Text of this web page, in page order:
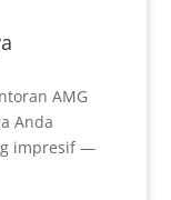
AMG
Anda
impresif —